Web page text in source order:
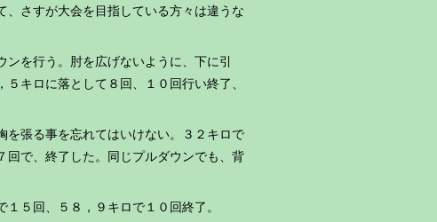
さすが大会を目指している方々は違うな
を行う。肘を広げないように、下に引
キロに落として８回、１０回行い終了、
張る事を忘れてはいけない。３２キロで
回で、終了した。同じプルダウンでも、背
５回、５８，９キロで１０回終了。